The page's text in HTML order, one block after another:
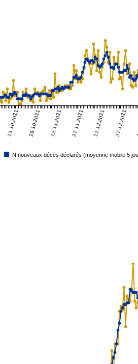
13.10.2021 28.10.2021 12.11.2021 27.11.2021 12.12.2021 27.12.2021
N nouveaux décès déclarés (moyenne mobile 5